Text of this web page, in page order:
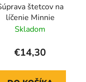
štetcov na
líčenie Minnie
Skladom
€14,30